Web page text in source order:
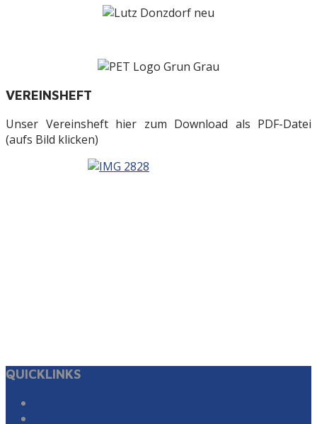
VEREINSHEFT
Unser Vereinsheft hier zum Download als PDF-Datei
(aufs Bild klicken)
QUICKLINKS